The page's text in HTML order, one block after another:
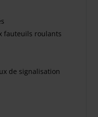
fauteuils roulants
de signalisation